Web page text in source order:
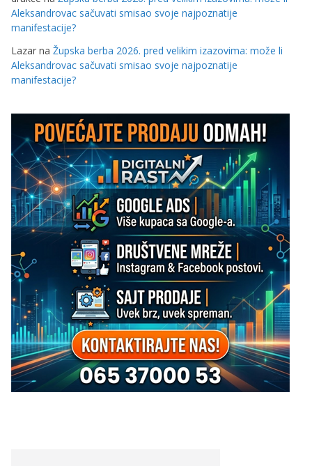
Aleksandrovac sačuvati smisao svoje najpoznatije
manifestacije?
Lazar na Župska berba 2026. pred velikim izazovima: može li
Aleksandrovac sačuvati smisao svoje najpoznatije
manifestacije?